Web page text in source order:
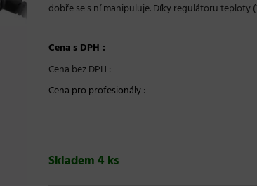
dobře se s ní manipuluje. Díky regulátoru teploty
Cena s DPH :
Cena bez DPH :
Cena pro profesionály:
Skladem 4 ks